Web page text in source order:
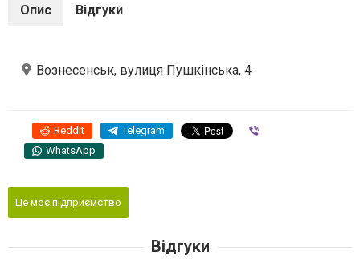
Опис Відгуки
Вознесенськ, вулиця Пушкінська, 4
Reddit Telegram
WhatsApp
Це моє підприємство
Відгуки